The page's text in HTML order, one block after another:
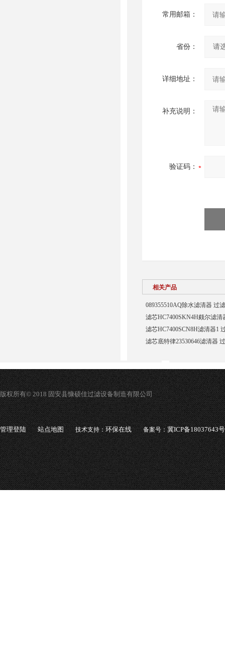
常用邮箱：
省份：
详细地址：
补充说明：
验证码：
相关产品
089355510AQ除水滤清器 过
滤芯HC7400SKN4H颇尔滤清
滤芯HC7400SCN8H滤清器1
滤芯底特律23530646滤清器
版权所有© 2018 固安县慷硕佳过滤设备制造有限公司
管理登陆 站点地图 技术支持：环保在线 备案号：冀ICP备18037643